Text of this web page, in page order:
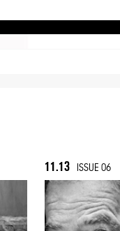
11.13 ISSUE 06